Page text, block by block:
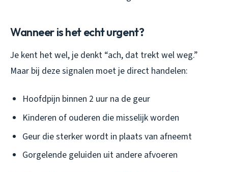
Wanneer is het echt urgent?
Je kent het wel, je denkt “ach, dat trekt wel weg.”
Maar bij deze signalen moet je direct handelen:
Hoofdpijn binnen 2 uur na de geur
Kinderen of ouderen die misselijk worden
Geur die sterker wordt in plaats van afneemt
Gorgelende geluiden uit andere afvoeren